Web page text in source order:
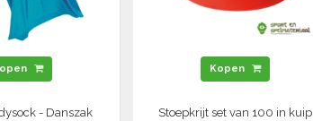
- Danszak
Kopen
Stoepkrijt set van 100 in kuip